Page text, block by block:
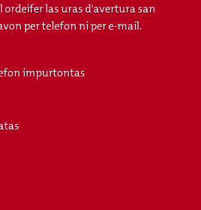
ordeifer las uras d'avertura san
per telefon ni per e-mail.
impurtontas